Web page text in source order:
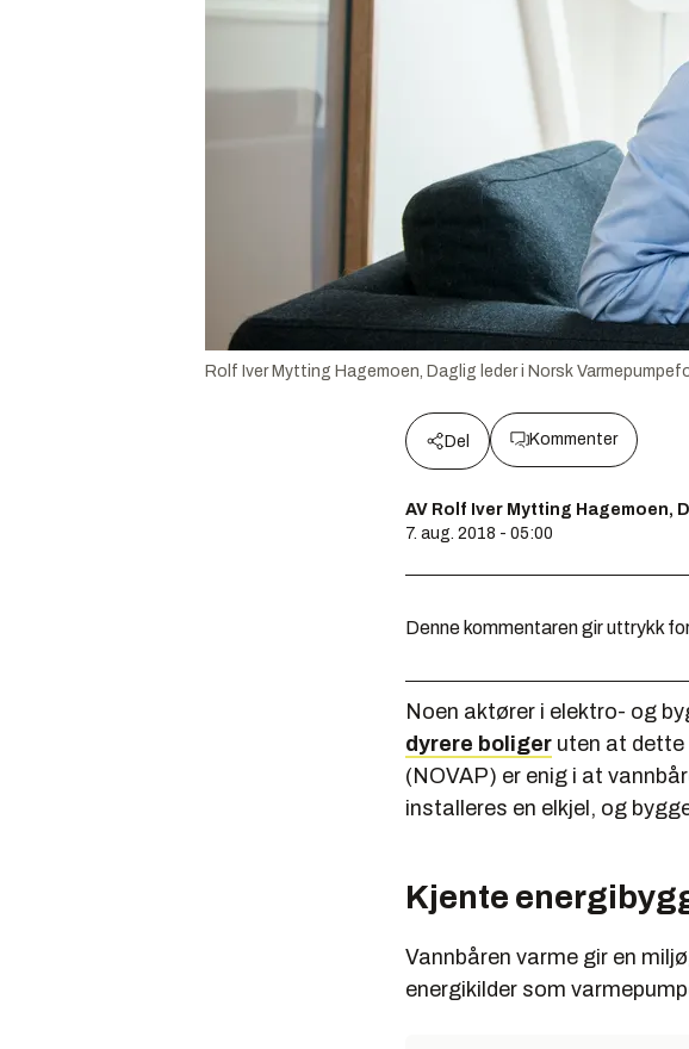
Rolf Iver Mytting Hagemoen, Daglig leder i Norsk
Del Kommenter
AV Rolf Iver Mytting Hagemoen,
7. aug. 2018 - 05:00
Denne kommentaren gir uttrykk
Noen aktører i elektro- og
dyrere boliger uten at dette
(NOVAP) er enig i at
installeres en elkjel, og
Kjente
Vannbåren varme gir en
energikilder som